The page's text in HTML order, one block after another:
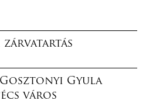
zárvatartás
Gyula
város